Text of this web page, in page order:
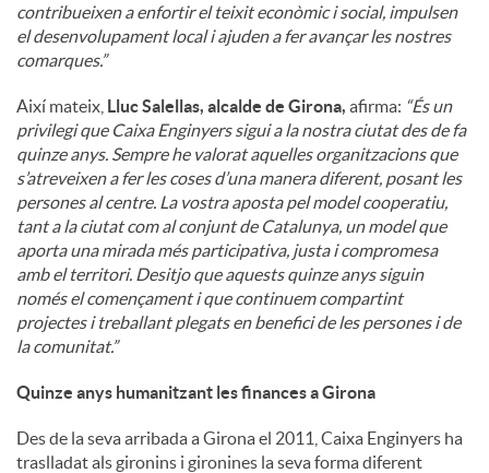
contribueixen a enfortir el teixit econòmic i social, impulsen
el desenvolupament local i ajuden a fer avançar les nostres
comarques.”
Així mateix, Lluc Salellas, alcalde de Girona, afirma: “És un
privilegi que Caixa Enginyers sigui a la nostra ciutat des de fa
quinze anys. Sempre he valorat aquelles organitzacions que
s’atreveixen a fer les coses d’una manera diferent, posant les
persones al centre. La vostra aposta pel model cooperatiu,
tant a la ciutat com al conjunt de Catalunya, un model que
aporta una mirada més participativa, justa i compromesa
amb el territori. Desitjo que aquests quinze anys siguin
només el començament i que continuem compartint
projectes i treballant plegats en benefici de les persones i de
la comunitat.”
Quinze anys humanitzant les finances a Girona
Des de la seva arribada a Girona el 2011, Caixa Enginyers ha
traslladat als gironins i gironines la seva forma diferent